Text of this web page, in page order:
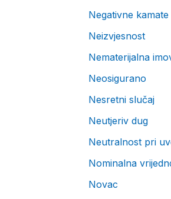
Negativne kamate
Neizvjesnost
Nematerijalna
Neosigurano
Nesretni slučaj
Neutjeriv dug
Neutralnost pri
Nominalna
Novac